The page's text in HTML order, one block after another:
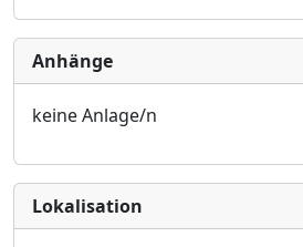
Anhänge
keine Anlage/n
Lokalisation